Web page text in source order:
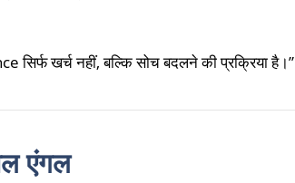
खर्च नहीं, बल्कि सोच बदलने की प्रक्रिया है।”
एंगल